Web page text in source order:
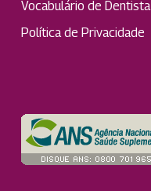
Vocabulário de Dentista
Política de Privacidade